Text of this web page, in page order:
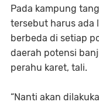
Pada kampung
tersebut harus ada
berbeda di setiap
daerah potensi
perahu karet, tali.
“Nanti akan